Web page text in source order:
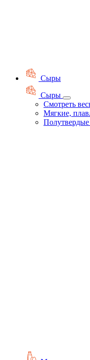
Сыры
Сыры
Смотреть
Мягкие,